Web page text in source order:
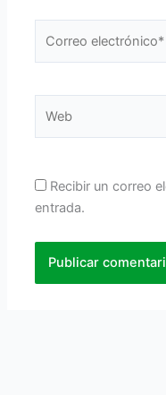
Recibir un correo
entrada.